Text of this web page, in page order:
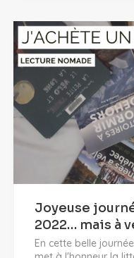
Joyeuse
2022… mais à
En cette belle